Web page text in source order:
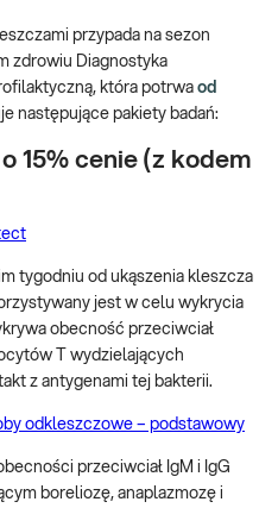
przypada na sezon
zdrowiu Diagnostyka
która potrwa od
następujące pakiety badań:
15% cenie (z kodem
tygodniu od ukąszenia kleszcza
jest w celu wykrycia
obecność przeciwciał
T wydzielających
z antygenami tej bakterii.
odkleszczowe – podstawowy
przeciwciał IgM i IgG
boreliozę, anaplazmozę i